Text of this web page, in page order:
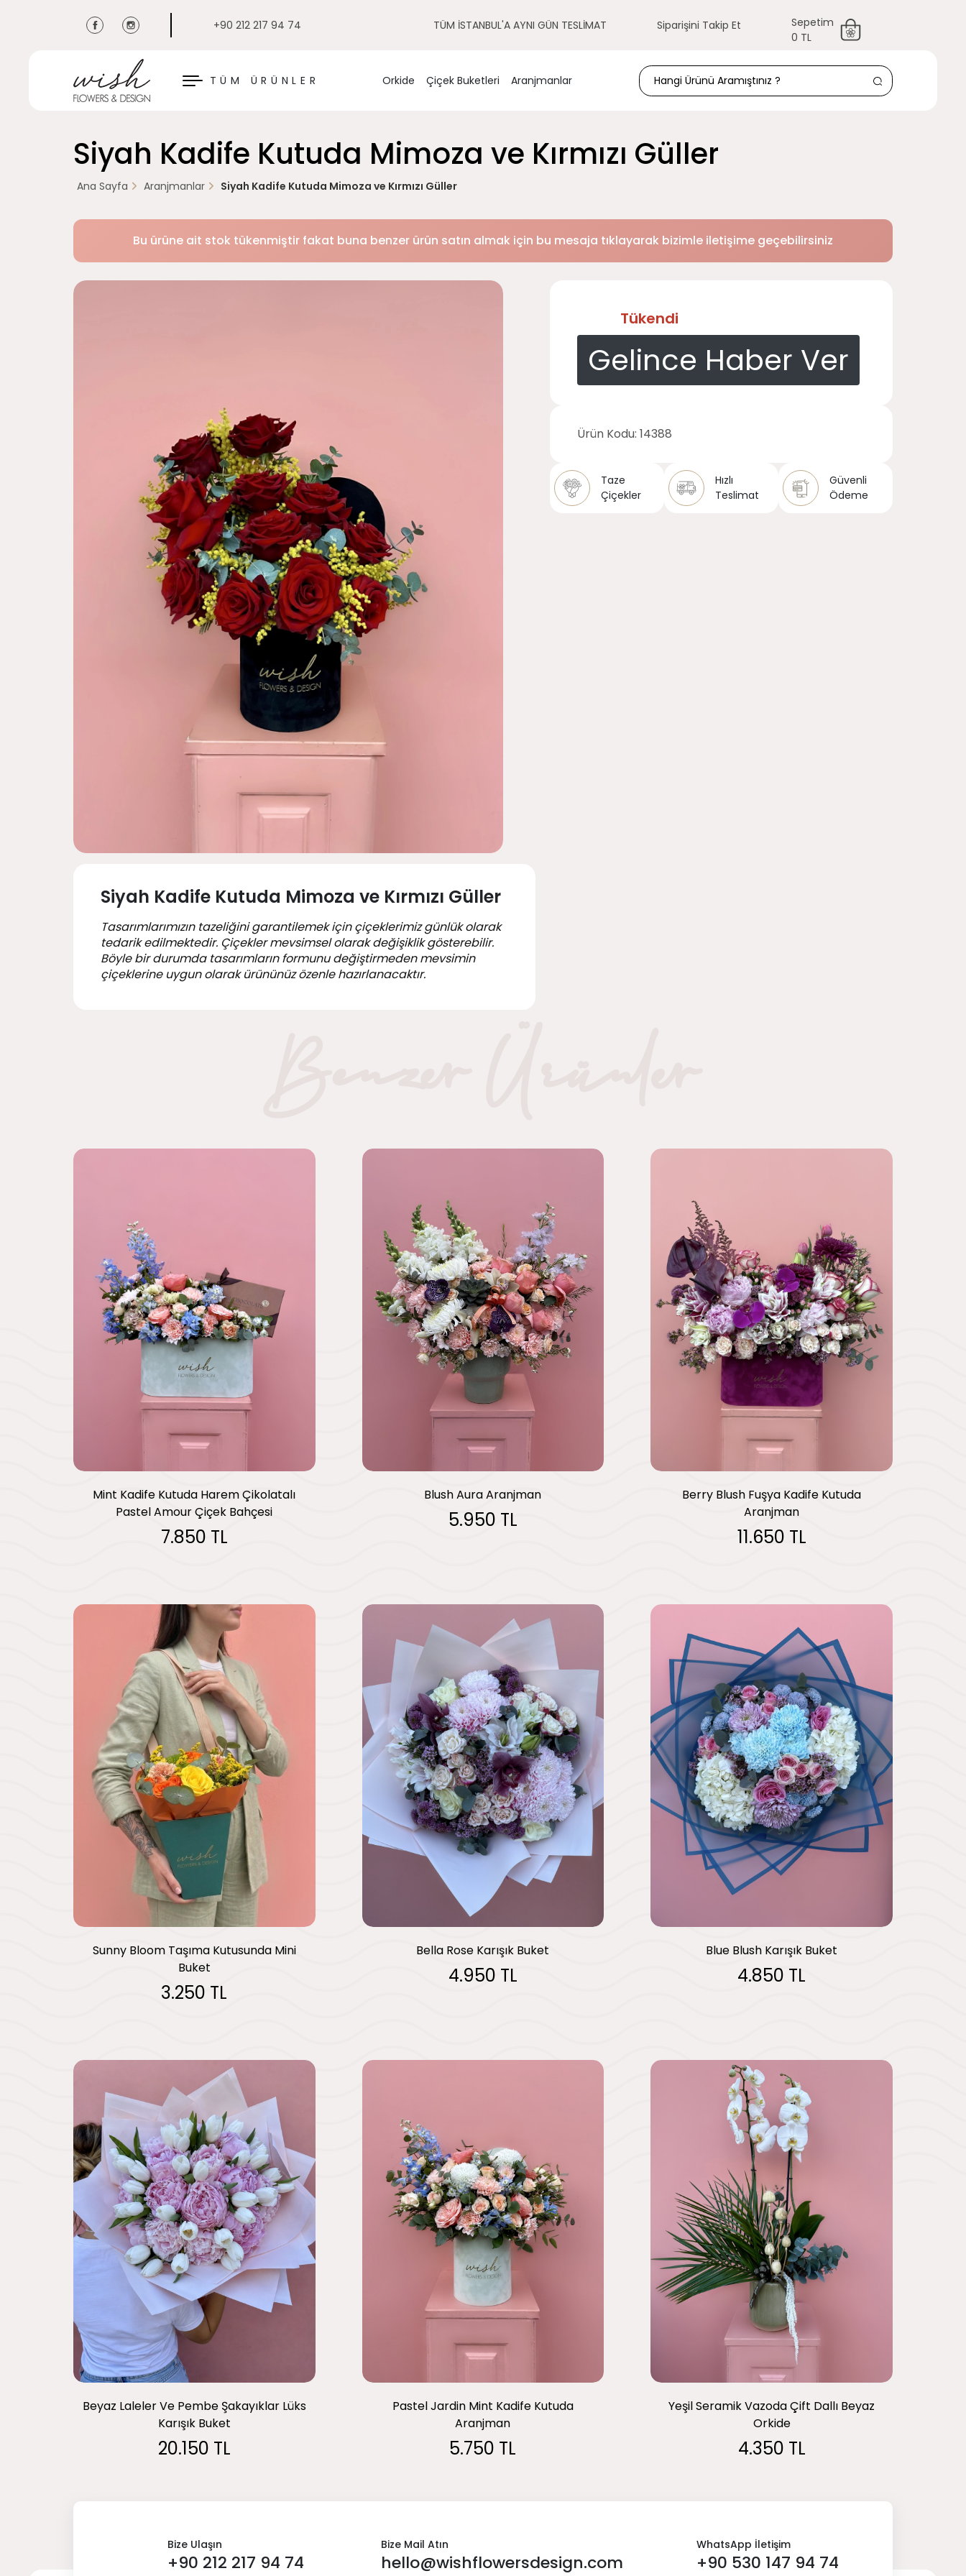
+90 212 217 94 74 TÜM İSTANBUL'A AYNI GÜN TESLİMAT Siparişini Takip Et
Sepetim
0 TL
TÜM ÜRÜNLER
KAPAT Orkide Çiçek Buketleri Aranjmanlar
Siyah Kadife Kutuda Mimoza ve Kırmızı Güller
Ana Sayfa Aranjmanlar Siyah Kadife Kutuda Mimoza ve Kırmızı Güller
Bu ürüne ait stok tükenmiştir fakat buna benzer ürün satın almak için bu mesaja tıklayarak bizimle iletişime geçebilirsiniz
Siyah Kadife Kutuda Mimoza ve Kırmızı Güller
Tasarımlarımızın tazeliğini garantilemek için çiçeklerimiz günlük olarak
tedarik edilmektedir. Çiçekler mevsimsel olarak değişiklik gösterebilir.
Böyle bir durumda tasarımların formunu değiştirmeden mevsimin
çiçeklerine uygun olarak ürününüz özenle hazırlanacaktır.
Tükendi
Gelince Haber Ver
Ürün Kodu: 14388
Taze
Çiçekler
Hızlı
Teslimat
Güvenli
Ödeme
Mint Kadife Kutuda Harem Çikolatalı
Pastel Amour Çiçek Bahçesi
7.850 TL
Blush Aura Aranjman
5.950 TL
Berry Blush Fuşya Kadife Kutuda
Aranjman
11.650 TL
Sunny Bloom Taşıma Kutusunda Mini
Buket
3.250 TL
Bella Rose Karışık Buket
4.950 TL
Blue Blush Karışık Buket
4.850 TL
Beyaz Laleler Ve Pembe Şakayıklar Lüks
Karışık Buket
20.150 TL
Pastel Jardin Mint Kadife Kutuda
Aranjman
5.750 TL
Yeşil Seramik Vazoda Çift Dallı Beyaz
Orkide
4.350 TL
Bize Ulaşın
+90 212 217 94 74
Bize Mail Atın
hello@wishflowersdesign.com
WhatsApp İletişim
+90 530 147 94 74